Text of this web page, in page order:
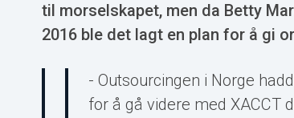
til morselskapet, men da Betty
2016 ble det lagt en plan for å gi
- Outsourcingen i Norge
for å gå videre med XACCT